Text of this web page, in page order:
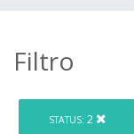
Filtro
STATUS: 2